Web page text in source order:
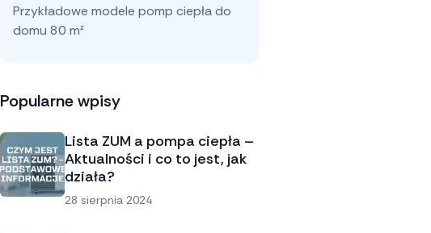
Przykładowe modele pomp ciepła do
domu 80 m²
Popularne wpisy
Lista ZUM a pompa ciepła –
Aktualności i co to jest, jak
działa?
28 sierpnia 2024